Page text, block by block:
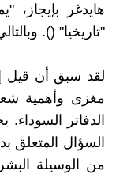
هايدغر بإيجاز،
"تاريخيا" ().
لقد سبق أن قيل
مغزى وأهمية
الدفاتر
السؤال المتعلق
من الوسيلة